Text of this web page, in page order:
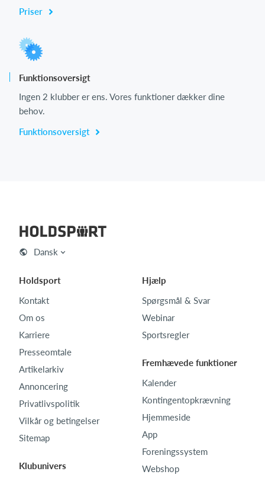
Priser
Funktionsoversigt
Ingen 2 klubber er ens. Vores funktioner dækker dine
behov.
Funktionsoversigt
Dansk
Holdsport
Kontakt
Om os
Karriere
Presseomtale
Artikelarkiv
Annoncering
Privatlivspolitik
Vilkår og betingelser
Sitemap
Klubunivers
Hjælp
Spørgsmål & Svar
Webinar
Sportsregler
Fremhævede funktioner
Kalender
Kontingentopkrævning
Hjemmeside
App
Foreningssystem
Webshop